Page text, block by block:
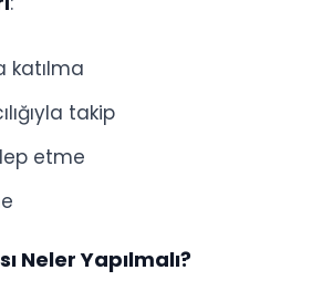
katılma
takip
etme
Neler Yapılmalı?